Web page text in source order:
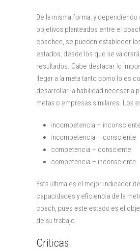
De la misma forma, y dependiendo
objetivos planteados entre el
coachee, se pueden establecer
estados, desde los que se
resultados. Cabe destacar lo
llegar a la meta tanto como lo es
desarrollar la habilidad necesaria
metas o empresas similares. Los
incompetencia – inconsciente
incompetencia – consciente
competencia – consciente
competencia – inconsciente
Esta última es el mejor indicador
capacidades y eficiencia de la
coach, pues este estado es el
de su trabajo.
Críticas